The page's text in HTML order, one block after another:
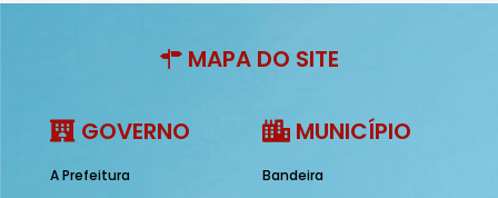
MAPA DO SITE
GOVERNO
A Prefeitura
MUNICÍPIO
Bandeira